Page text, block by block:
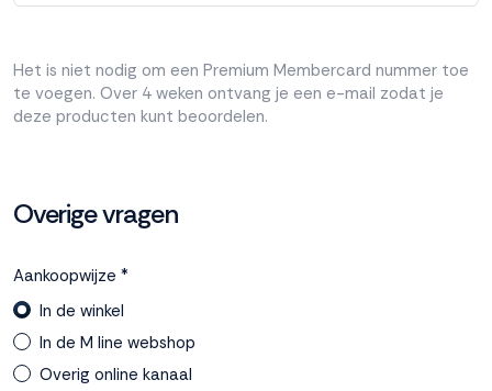
Het is niet nodig om een Premium Membercard nummer toe
te voegen. Over 4 weken ontvang je een e-mail zodat je
deze producten kunt beoordelen.
Overige vragen
Aankoopwijze *
In de winkel
In de M line webshop
Overig online kanaal